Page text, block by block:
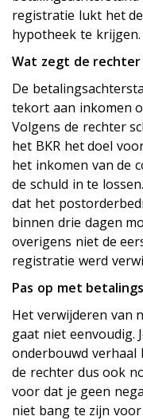
registratie lukt het
hypotheek te krijgen.
Wat zegt de
De
tekort aan inkomen
Volgens de rechter
het BKR het doel
het inkomen van de
de schuld in te
dat het
binnen drie dagen
overigens niet de
registratie werd
Pas op met
Het verwijderen van
gaat niet eenvoudig.
onderbouwd verhaal
de rechter dus ook
voor dat je geen
niet bang te zijn